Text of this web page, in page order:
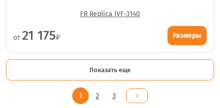
FR Replica IVF-3140
от21 175₽ Размеры
Показать еще
1 2 3